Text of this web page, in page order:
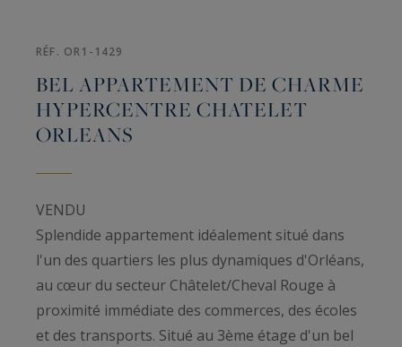
RÉF. OR1-1429
BEL APPARTEMENT DE CHARME
HYPERCENTRE CHATELET
ORLEANS
VENDU
Splendide appartement idéalement situé dans
l'un des quartiers les plus dynamiques d'Orléans,
au cœur du secteur Châtelet/Cheval Rouge à
proximité immédiate des commerces, des écoles
et des transports. Situé au 3ème étage d'un bel